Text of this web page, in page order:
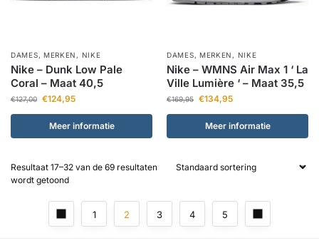
DAMES, MERKEN , NIKE
Nike – Dunk Low Pale
Coral – Maat 40,5
€127,00 €124,95
Meer informatie
DAMES, MERKEN , NIKE
Nike – WMNS Air Max 1 ‘ La
Ville Lumière ‘ – Maat 35,5
€169,95 €134,95
Meer informatie
Resultaat 17–32 van de 69 resultaten
wordt getoond
1 2 3 4 5